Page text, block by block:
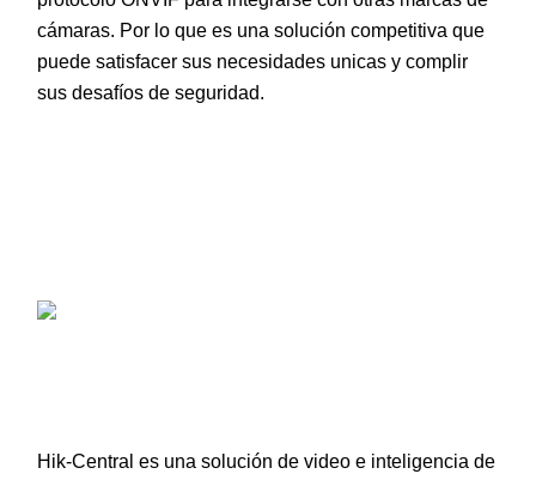
cámaras. Por lo que es una solución competitiva que
puede satisfacer sus necesidades unicas y complir
sus desafíos de seguridad.
Hik-Central es una solución de video e inteligencia de